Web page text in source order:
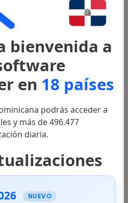
bienvenida a
en 18 países
podrás acceder a
y más de 496.477
diaria.
NUEVO
Registrarse